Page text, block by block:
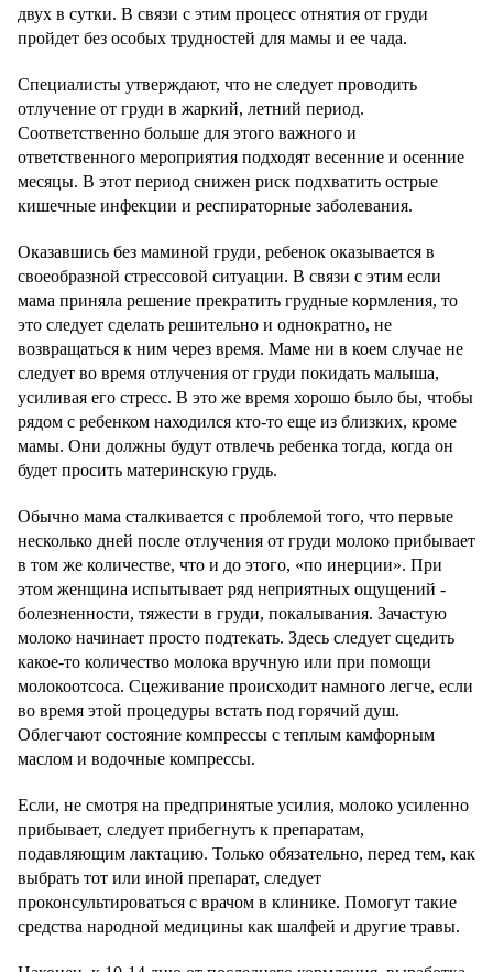
двух в сутки. В связи с этим процесс отнятия от груди
пройдет без особых трудностей для мамы и ее чада.
Специалисты утверждают, что не следует проводить
отлучение от груди в жаркий, летний период.
Соответственно больше для этого важного и
ответственного мероприятия подходят весенние и осенние
месяцы. В этот период снижен риск подхватить острые
кишечные инфекции и респираторные заболевания.
Оказавшись без маминой груди, ребенок оказывается в
своеобразной стрессовой ситуации. В связи с этим если
мама приняла решение прекратить грудные кормления, то
это следует сделать решительно и однократно, не
возвращаться к ним через время. Маме ни в коем случае не
следует во время отлучения от груди покидать малыша,
усиливая его стресс. В это же время хорошо было бы, чтобы
рядом с ребенком находился кто-то еще из близких, кроме
мамы. Они должны будут отвлечь ребенка тогда, когда он
будет просить материнскую грудь.
Обычно мама сталкивается с проблемой того, что первые
несколько дней после отлучения от груди молоко прибывает
в том же количестве, что и до этого, «по инерции». При
этом женщина испытывает ряд неприятных ощущений -
болезненности, тяжести в груди, покалывания. Зачастую
молоко начинает просто подтекать. Здесь следует сцедить
какое-то количество молока вручную или при помощи
молокоотсоса. Сцеживание происходит намного легче, если
во время этой процедуры встать под горячий душ.
Облегчают состояние компрессы с теплым камфорным
маслом и водочные компрессы.
Если, не смотря на предпринятые усилия, молоко усиленно
прибывает, следует прибегнуть к препаратам,
подавляющим лактацию. Только обязательно, перед тем, как
выбрать тот или иной препарат, следует
проконсультироваться с врачом в клинике. Помогут такие
средства народной медицины как шалфей и другие травы.